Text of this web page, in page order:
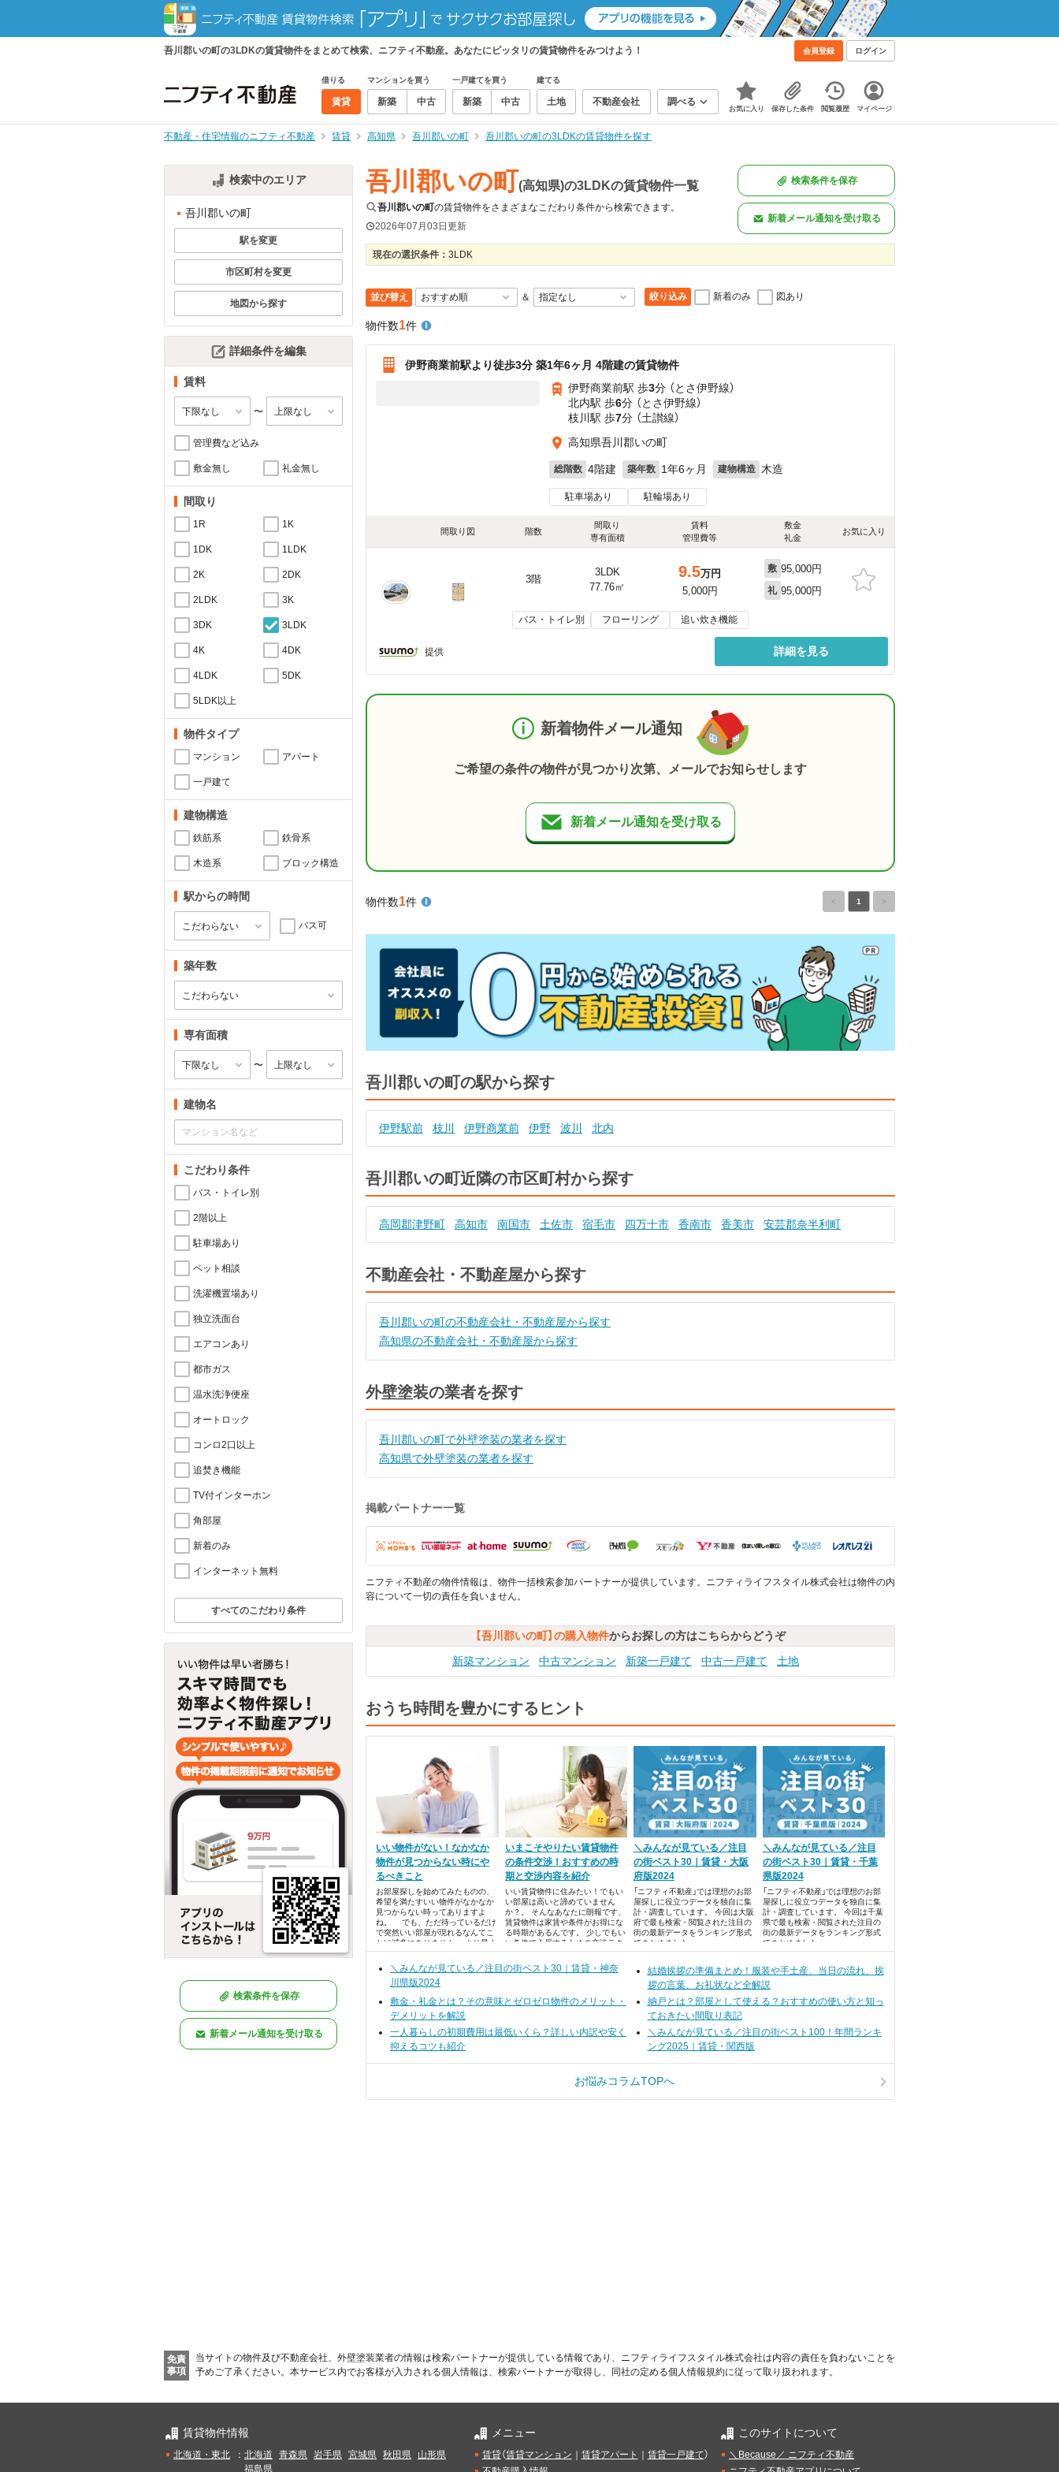
吾川郡いの町の3LDKの賃貸物件をまとめて検索、ニフティ不動産。あなたにピッタリの賃貸物件をみつけよう！ 会員登録 ログイン
借りる
賃貸
マンションを買う
新築 中古
一戸建てを買う
新築 中古
建てる
土地 不動産会社 調べる
お気に入り 保存した条件 閲覧履歴 マイページ
不動産・住宅情報のニフティ不動産 賃貸 高知県 吾川郡いの町 吾川郡いの町の3LDKの賃貸物件を探す
検索中のエリア
吾川郡いの町
駅を変更
市区町村を変更
地図から探す
詳細条件を編集
賃料
〜
管理費など込み
敷金無し 礼金無し
間取り
1R 1K
1DK 1LDK
2K 2DK
2LDK 3K
3DK 3LDK
4K 4DK
4LDK 5DK
5LDK以上
物件タイプ
マンション アパート
一戸建て
建物構造
鉄筋系 鉄骨系
木造系 ブロック構造
駅からの時間
バス可
築年数
専有面積
〜
建物名
こだわり条件
バス・トイレ別
2階以上
駐車場あり
ペット相談
洗濯機置場あり
独立洗面台
エアコンあり
都市ガス
温水洗浄便座
オートロック
コンロ2口以上
追焚き機能
TV付インターホン
角部屋
新着のみ
インターネット無料
すべてのこだわり条件
検索条件を保存
新着メール通知を受け取る
吾川郡いの町(高知県)の3LDKの賃貸物件一覧
吾川郡いの町の賃貸物件をさまざまなこだわり条件から検索できます。
2026年07月03日更新
検索条件を保存
新着メール通知を受け取る
現在の選択条件： 3LDK
並び替え ＆ 絞り込み 新着のみ 図あり
物件数1件
伊野商業前駅より徒歩3分 築1年6ヶ月 4階建の賃貸物件
伊野商業前駅 歩3分 （とさ伊野線）
北内駅 歩6分 （とさ伊野線）
枝川駅 歩7分 （土讃線）
高知県吾川郡いの町
総階数 4階建 築年数 1年6ヶ月 建物構造 木造
駐車場あり 駐輪場あり
間取り図 階数
間取り
専有面積
賃料
管理費等
敷金
礼金
お気に入り
3階
3LDK
77.76㎡
9.5万円
5,000円
敷 95,000円
礼 95,000円
バス・トイレ別 フローリング 追い炊き機能
提供 詳細を見る
新着物件メール通知
ご希望の条件の物件が見つかり次第、メールでお知らせします
新着メール通知を受け取る
物件数1件 < 1 >
吾川郡いの町の駅から探す
伊野駅前 枝川 伊野商業前 伊野 波川 北内
吾川郡いの町近隣の市区町村から探す
高岡郡津野町 高知市 南国市 土佐市 宿毛市 四万十市 香南市 香美市 安芸郡奈半利町
不動産会社・不動産屋から探す
吾川郡いの町の不動産会社・不動産屋から探す
高知県の不動産会社・不動産屋から探す
外壁塗装の業者を探す
吾川郡いの町で外壁塗装の業者を探す
高知県で外壁塗装の業者を探す
掲載パートナー一覧
ニフティ不動産の物件情報は、物件一括検索参加パートナーが提供しています。ニフティライフスタイル株式会社は物件の内
容について一切の責任を負いません。
【吾川郡いの町】の購入物件からお探しの方はこちらからどうぞ
新築マンション
中古マンション 新築一戸建て 中古一戸建て 土地
おうち時間を豊かにするヒント
いい物件がない！なかなか
物件が見つからない時にや
るべきこと
お部屋探しを始めてみたものの、
希望を満たすいい物件がなかなか
見つからない時ってありますよ
ね。 でも、ただ待っているだけ
で突然いい部屋が現れるなんてこ
とは滅多にありません。 より早く
希望の物件に出会うためにすべき
ことをご紹介します。
いまこそやりたい賃貸物件
の条件交渉！おすすめの時
期と交渉内容を紹介
いい賃貸物件に住みたい！でもい
い部屋は高いと諦めていません
か？。 そんなあなたに朗報です、
賃貸物件は家賃や条件がお得にな
る時期があるんです。 少しでもい
い条件で入居するための交渉テク
ニックをご紹介いたします。 ・7
月～8月と11月は条件がゆるむ！
・家賃、時期、設備の条件交渉
＼みんなが見ている／注目
の街ベスト30｜賃貸・大阪
府版2024
「ニフティ不動産」では理想のお部
屋探しに役立つデータを独自に集
計・調査しています。 今回は大阪
府で最も検索・閲覧された注目の
街の最新データをランキング形式
でまとめました。
＼みんなが見ている／注目
の街ベスト30｜賃貸・千葉
県版2024
「ニフティ不動産」では理想のお部
屋探しに役立つデータを独自に集
計・調査しています。 今回は千葉
県で最も検索・閲覧された注目の
街の最新データをランキング形式
でまとめました。
＼みんなが見ている／注目の街ベスト30｜賃貸・神奈
川県版2024
結婚挨拶の準備まとめ！服装や手土産、当日の流れ、挨
拶の言葉、お礼状など全解説
敷金・礼金とは？その意味とゼロゼロ物件のメリット・
デメリットを解説
納戸とは？部屋として使える？おすすめの使い方と知っ
ておきたい間取り表記
一人暮らしの初期費用は最低いくら？詳しい内訳や安く
抑えるコツも紹介
＼みんなが見ている／注目の街ベスト100！年間ランキ
ング2025｜賃貸・関西版
お悩みコラムTOPへ
免責
事項
当サイトの物件及び不動産会社、外壁塗装業者の情報は検索パートナーが提供している情報であり、ニフティライフスタイル株式会社は内容の責任を負わないことを
予めご了承ください。 本サービス内でお客様が入力される個人情報は、検索パートナーが取得し、同社の定める個人情報規約に従って取り扱われます。
賃貸物件情報
北海道・東北 ： 北海道 青森県 岩手県 宮城県 秋田県
山形県
福島県
メニュー
賃貸（賃貸マンション 賃貸アパート 賃貸一戸建て）
このサイトについて
＼Because／ ニフティ不動産